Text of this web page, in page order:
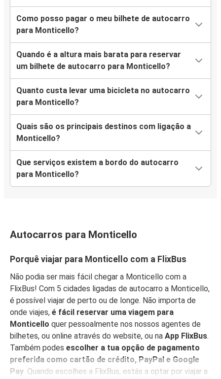
Como posso pagar o meu bilhete de autocarro
para Monticello?
Quando é a altura mais barata para reservar
um bilhete de autocarro para Monticello?
Quanto custa levar uma bicicleta no autocarro
para Monticello?
Quais são os principais destinos com ligação a
Monticello?
Que serviços existem a bordo do autocarro
para Monticello?
Autocarros para Monticello
Porquê viajar para Monticello com a FlixBus
Não podia ser mais fácil chegar a Monticello com a
FlixBus! Com 5 cidades ligadas de autocarro a Monticello,
é possível viajar de perto ou de longe. Não importa de
onde viajes, é fácil reservar uma viagem para
Monticello quer pessoalmente nos nossos agentes de
bilhetes, ou online através do website, ou na App FlixBus.
Também podes escolher a tua opção de pagamento
preferida como cartão de crédito, PayPal e Google
Pay. Quando escolhes a FlixBus, estás a optar por viajar a